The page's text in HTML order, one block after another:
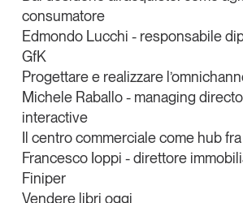
consumatore
Edmondo Lucchi - responsabile
GfK
Progettare e realizzare
Michele Raballo- managing
interactive
Il centro commerciale come hub
Francesco Ioppi - direttore
Finiper
Vendere libri oggi